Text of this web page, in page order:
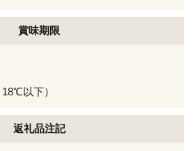
賞味期限
以下）
返礼品注記